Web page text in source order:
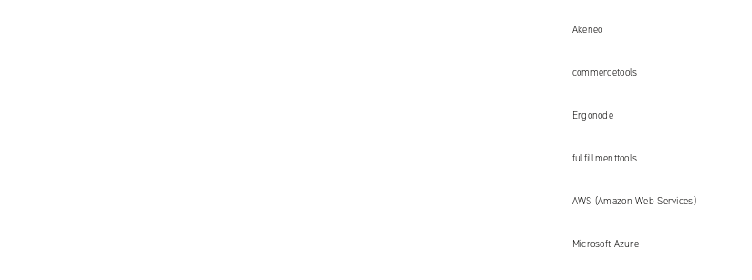
Akeneo
commercetools
Ergonode
fulfillmenttools
AWS (Amazon Web Services)
Microsoft Azure